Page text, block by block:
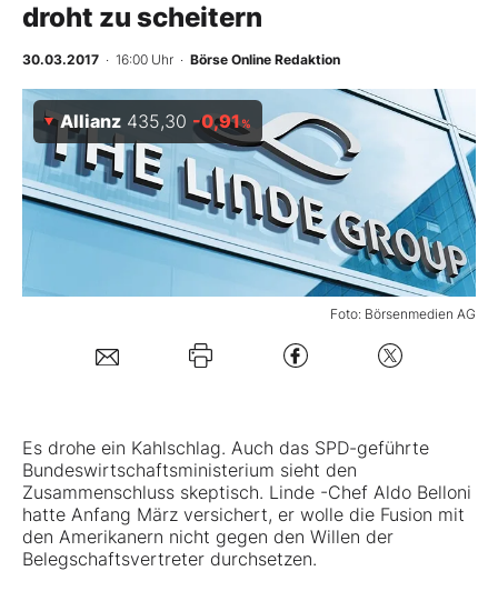
Finanz-Check
BO-Musterdepots
Experten
Kontakt
droht zu scheitern
30.03.2017 · 16:00 Uhr · Börse Online Redaktion
Foto: Börsenmedien AG
Allianz 435,30 -0,91%
Es drohe ein Kahlschlag. Auch das SPD-geführte
Bundeswirtschaftsministerium sieht den
Zusammenschluss skeptisch. Linde -Chef Aldo Belloni
hatte Anfang März versichert, er wolle die Fusion mit
den Amerikanern nicht gegen den Willen der
Belegschaftsvertreter durchsetzen.